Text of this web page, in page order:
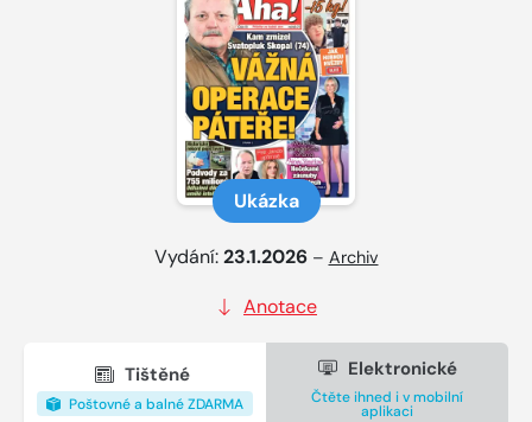
Ukázka
Vydání:23.1.2026 – Archiv
Anotace
Tištěné
Poštovné a balné ZDARMA
Elektronické
Čtěte ihned i v mobilní
aplikaci